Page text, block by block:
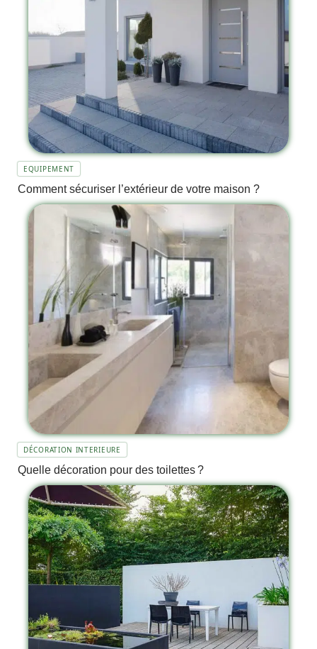
EQUIPEMENT
Comment sécuriser l’extérieur de votre maison ?
DÉCORATION INTERIEURE
Quelle décoration pour des toilettes ?